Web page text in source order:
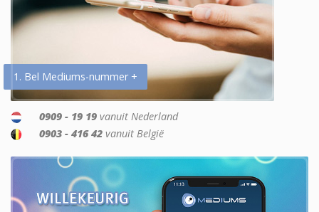
1. Bel Mediums-nummer +
0909 - 19 19 vanuit Nederland
0903 - 416 42 vanuit België